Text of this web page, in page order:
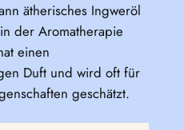
ätherisches Ingweröl
der Aromatherapie
einen
Duft und wird oft für
geschätzt.